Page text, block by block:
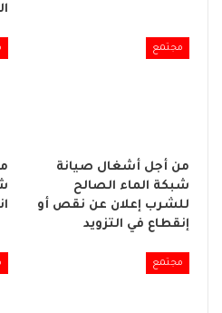
مجتمع
من أجل أشغال صيانة
شبكة الماء الصالح
للشرب إعلان عن نقص أو
إنقطاع في التزويد
مجتمع